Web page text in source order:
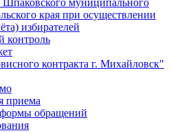
Шпаковского муниципального
края при осуществлении
избирателей
контроль
контракта г. Михайловск"
приема
обращений